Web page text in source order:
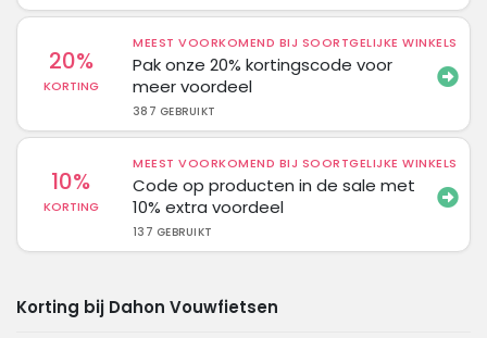
20%
KORTING
MEEST VOORKOMEND BIJ SOORTGELIJKE WINKELS
Pak onze 20% kortingscode voor
meer voordeel
387 GEBRUIKT
10%
KORTING
MEEST VOORKOMEND BIJ SOORTGELIJKE WINKELS
Code op producten in de sale met
10% extra voordeel
137 GEBRUIKT
Korting bij Dahon Vouwfietsen